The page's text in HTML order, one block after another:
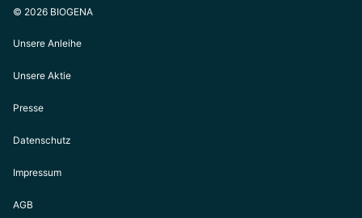
© 2026 BIOGENA
Unsere Anleihe
Unsere Aktie
Presse
Datenschutz
Impressum
AGB